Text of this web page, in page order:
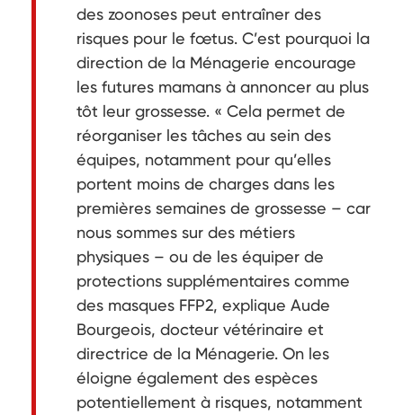
des zoonoses peut entraîner des
risques pour le fœtus. C’est pourquoi la
direction de la Ménagerie encourage
les futures mamans à annoncer au plus
tôt leur grossesse. « Cela permet de
réorganiser les tâches au sein des
équipes, notamment pour qu’elles
portent moins de charges dans les
premières semaines de grossesse – car
nous sommes sur des métiers
physiques – ou de les équiper de
protections supplémentaires comme
des masques FFP2, explique Aude
Bourgeois, docteur vétérinaire et
directrice de la Ménagerie. On les
éloigne également des espèces
potentiellement à risques, notamment